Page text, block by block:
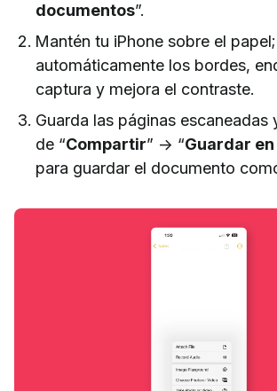
documentos”.
Mantén tu iPhone sobre el
automáticamente los bordes,
captura y mejora el contraste.
Guarda las páginas
de “Compartir” → “Guardar
para guardar el documento